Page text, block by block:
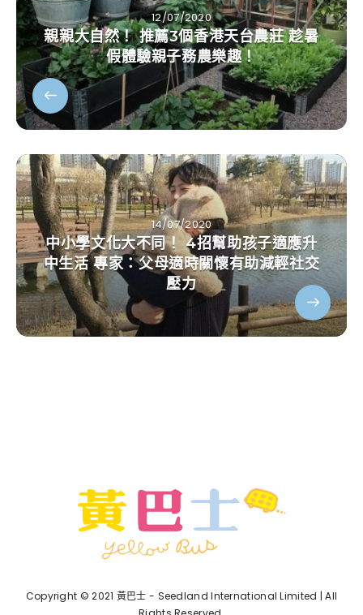
12/07/2020
親親大自然！ 推薦3個香港天台農莊 趁暑
假體驗親子務農樂趣！
14/07/2020
中小學文化大不同！ 4招幫助孩子適應升
中生活 專家：父母適時關懷有助減輕社交
壓力
Copyright © 2021 黃巴士 - Seedland International Limited | All